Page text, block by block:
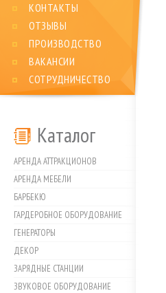
КОНТАКТЫ
ОТЗЫВЫ
ПРОИЗВОДСТВО
ВАКАНСИИ
СОТРУДНИЧЕСТВО
Каталог
АРЕНДА АТТРАКЦИОНОВ
АРЕНДА МЕБЕЛИ
БАРБЕКЮ
ГАРДЕРОБНОЕ ОБОРУДОВАНИЕ
ГЕНЕРАТОРЫ
ДЕКОР
ЗАРЯДНЫЕ СТАНЦИИ
ЗВУКОВОЕ ОБОРУДОВАНИЕ